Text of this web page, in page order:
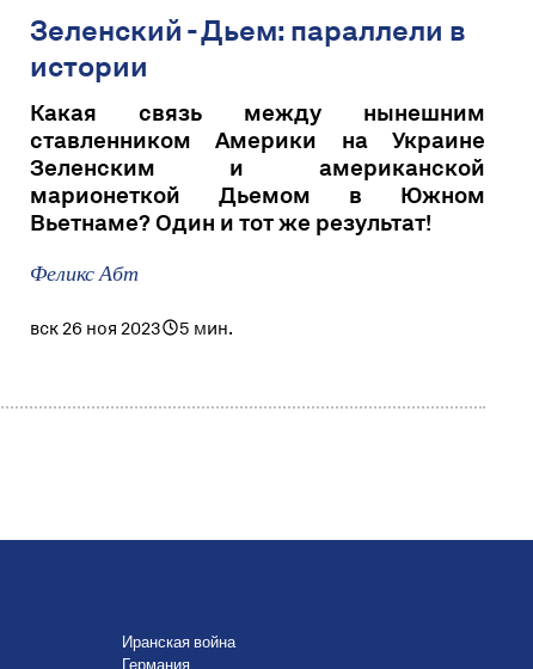
Зеленский - Дьем: параллели в
истории
Какая связь между нынешним
ставленником Америки на Украине
Зеленским и американской
марионеткой Дьемом в Южном
Вьетнаме? Один и тот же результат!
Феликс Абт
вск 26 ноя 2023 5 мин.
Иранская война
Германия